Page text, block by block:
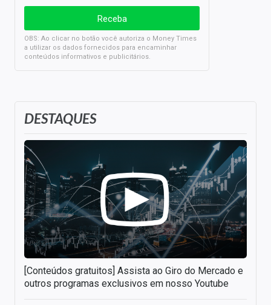
DESTAQUES
[Conteúdos gratuitos] Assista ao Giro do Mercado e
outros programas exclusivos em nosso Youtube
OBS: Ao clicar no botão você autoriza o Money Times
a utilizar os dados fornecidos para encaminhar
conteúdos informativos e publicitários.